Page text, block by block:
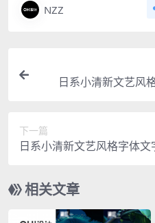
NZZ
日系小清新文艺风
下一篇
日系小清新文艺风格字体
相关文章